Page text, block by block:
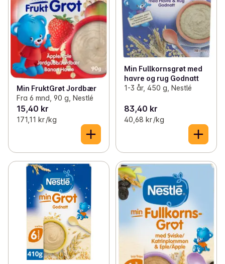
Min FruktGrøt Jordbær
Fra 6 mnd, 90 g, Nestlé
15,40 kr
171,11 kr /kg
Min Fullkornsgrøt med
havre og rug Godnatt
1-3 år, 450 g, Nestlé
83,40 kr
40,68 kr /kg